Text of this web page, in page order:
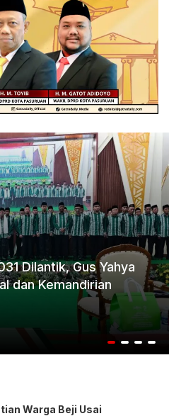
Dilantik, Gus Yahya
dan Kemandirian
Warga Beji Usai